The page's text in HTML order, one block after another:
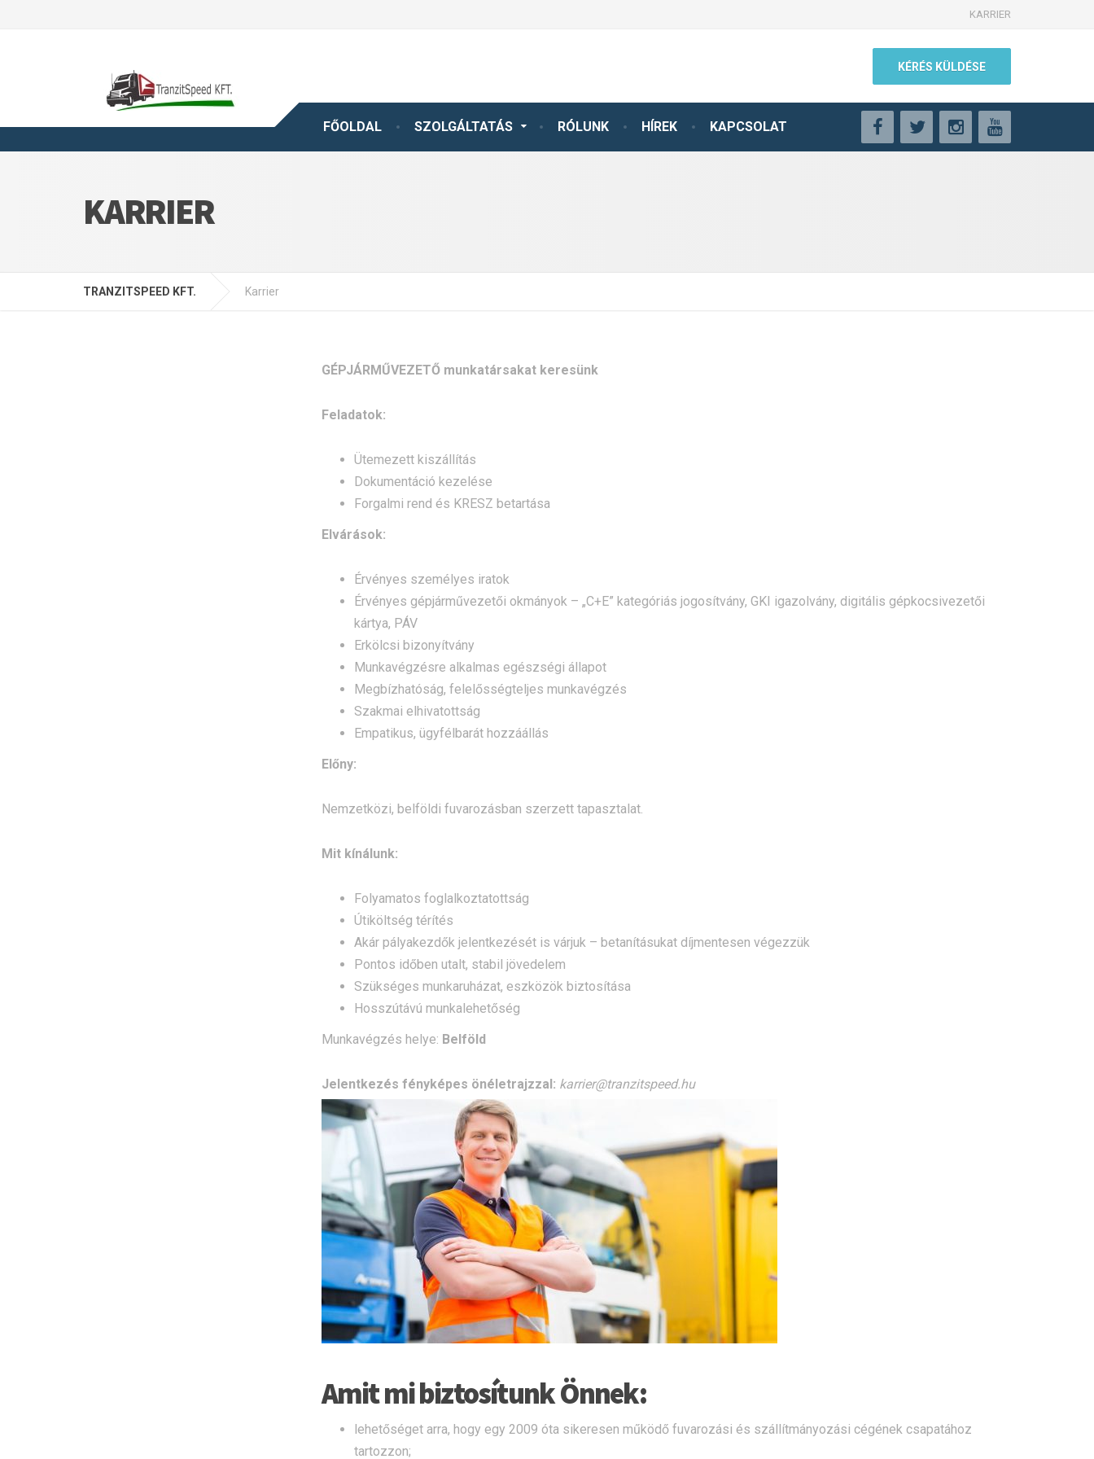
KARRIER
FŐOLDAL SZOLGÁLTATÁS RÓLUNK HÍREK KAPCSOLAT
KÉRÉS KÜLDÉSE
KARRIER
TRANZITSPEED KFT. Karrier
GÉPJÁRMŰVEZETŐ munkatársakat keresünk
Feladatok:
Ütemezett kiszállítás
Dokumentáció kezelése
Forgalmi rend és KRESZ betartása
Elvárások:
Érvényes személyes iratok
Érvényes gépjárművezetői okmányok – „C+E” kategóriás jogosítvány, GKI igazolvány, digitális gépkocsivezetői
kártya, PÁV
Erkölcsi bizonyítvány
Munkavégzésre alkalmas egészségi állapot
Megbízhatóság, felelősségteljes munkavégzés
Szakmai elhivatottság
Empatikus, ügyfélbarát hozzáállás
Előny:
Nemzetközi, belföldi fuvarozásban szerzett tapasztalat.
Mit kínálunk:
Folyamatos foglalkoztatottság
Útiköltség térítés
Akár pályakezdők jelentkezését is várjuk – betanításukat díjmentesen végezzük
Pontos időben utalt, stabil jövedelem
Szükséges munkaruházat, eszközök biztosítása
Hosszútávú munkalehetőség
Munkavégzés helye: Belföld
Jelentkezés fényképes önéletrajzzal: karrier@tranzitspeed.hu
Amit mi biztosítunk Önnek:
lehetőséget arra, hogy egy 2009 óta sikeresen működő fuvarozási és szállítmányozási cégének csapatához
tartozzon;